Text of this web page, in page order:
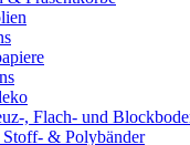
, Flach- und
Stoff- & Polybänder